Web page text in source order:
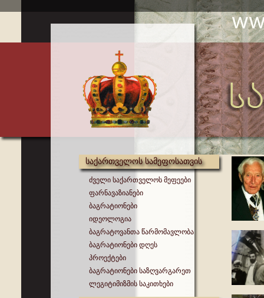
საქართველოს სამეფოსათვის
ძველი საქართველოს მეფეები
ფარნავაზიანები
ბაგრატიონები
იდეოლოგია
ბაგრატოვანთა წარმომავლობა
ბაგრატიონები დღეს
პროექტები
ბაგრატიონები საზღვარგარეთ
ლეგიტიმიზმის საკითხები